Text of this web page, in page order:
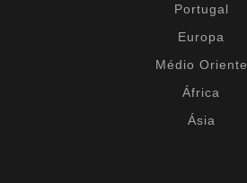
Portugal
Europa
Médio Oriente
África
Ásia